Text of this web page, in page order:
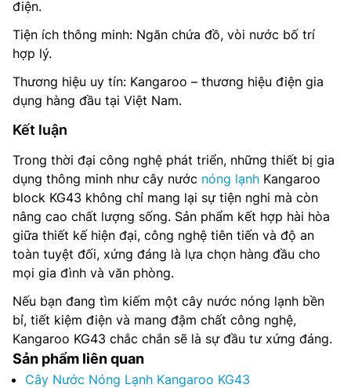
điện.
Tiện ích thông minh: Ngăn chứa đồ, vòi nước bố trí
hợp lý.
Thương hiệu uy tín: Kangaroo – thương hiệu điện gia
dụng hàng đầu tại Việt Nam.
Kết luận
Trong thời đại công nghệ phát triển, những thiết bị gia
dụng thông minh như cây nước nóng lạnh Kangaroo
block KG43 không chỉ mang lại sự tiện nghi mà còn
nâng cao chất lượng sống. Sản phẩm kết hợp hài hòa
giữa thiết kế hiện đại, công nghệ tiên tiến và độ an
toàn tuyệt đối, xứng đáng là lựa chọn hàng đầu cho
mọi gia đình và văn phòng.
Nếu bạn đang tìm kiếm một cây nước nóng lạnh bền
bỉ, tiết kiệm điện và mang đậm chất công nghệ,
Kangaroo KG43 chắc chắn sẽ là sự đầu tư xứng đáng.
Sản phẩm liên quan
Cây Nước Nóng Lạnh Kangaroo KG43